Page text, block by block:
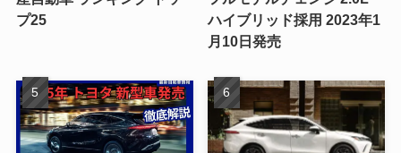
プ25
ハイブリッド採用 2023年1
月10日発売